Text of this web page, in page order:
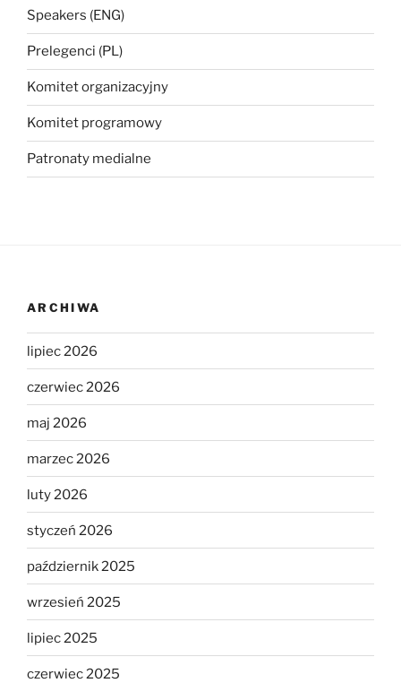
Speakers (ENG)
Prelegenci (PL)
Komitet organizacyjny
Komitet programowy
Patronaty medialne
ARCHIWA
lipiec 2026
czerwiec 2026
maj 2026
marzec 2026
luty 2026
styczeń 2026
październik 2025
wrzesień 2025
lipiec 2025
czerwiec 2025